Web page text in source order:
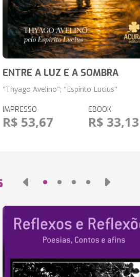
ENTRE A LUZ E A SOMBRA
"Thyago Avelino"; "Espírito Lucius"
IMPRESSO
R$ 53,67
EBOOK
R$ 33,13